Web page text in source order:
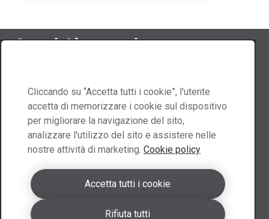
Segui Abraservice
Contattaci
Contatta l'Italia
Richiedi un preventivo
I membri del nostro team ti forniranno un preventivo
Cliccando su “Accetta tutti i cookie”, l'utente
accetta di memorizzare i cookie sul dispositivo
per migliorare la navigazione del sito,
analizzare l'utilizzo del sito e assistere nelle
nostre attività di marketing. Cookie policy
Accetta tutti i cookie
Rifiuta tutti